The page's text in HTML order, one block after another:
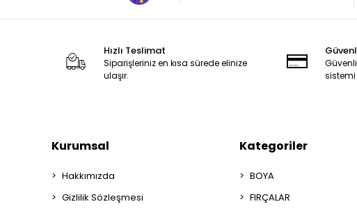
Hızlı Teslimat
Siparişleriniz en kısa sürede elinize
ulaşır.
sistemi
Kurumsal
Hakkımızda
Gizlilik Sözleşmesi
Kategoriler
BOYA
FIRÇALAR